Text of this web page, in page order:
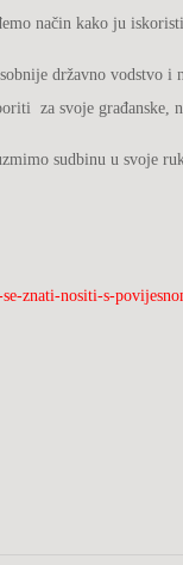
način kako ju
državno
za svoje građanske,
sudbinu u svoje
znati-nositi-s-